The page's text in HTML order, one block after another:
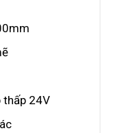
thấp 24V